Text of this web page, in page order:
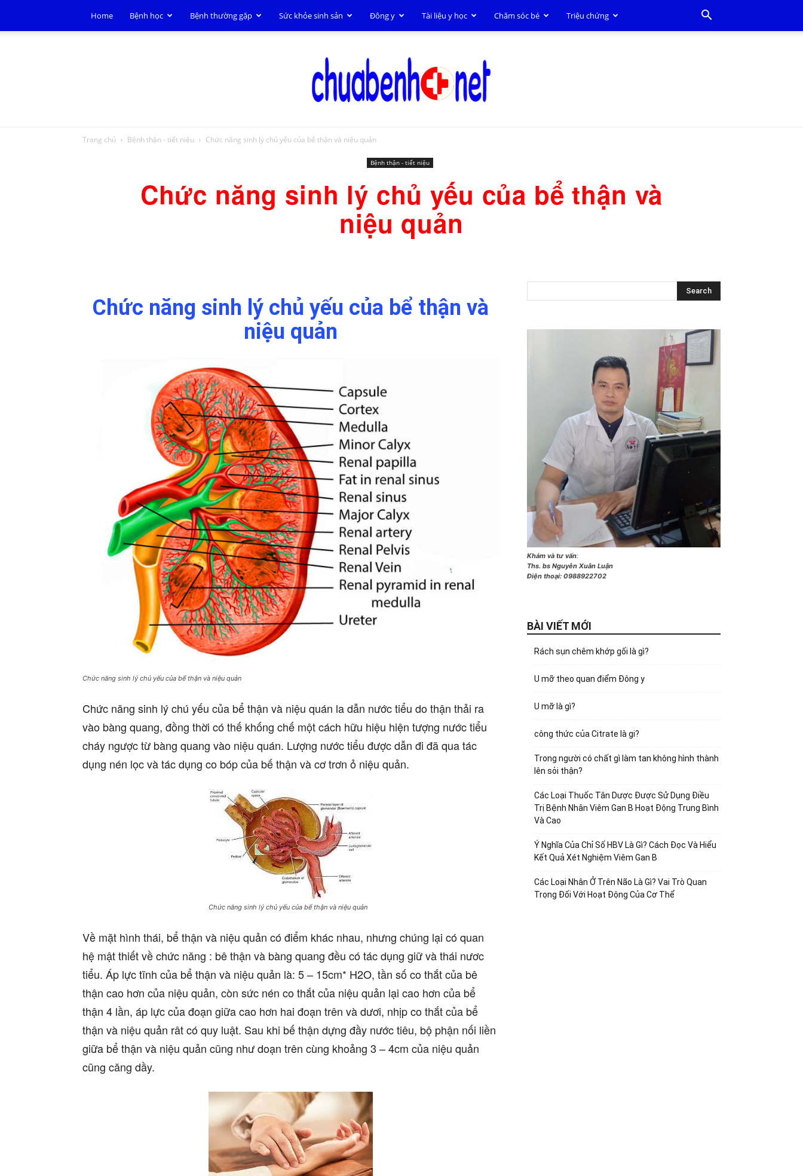
Home Bệnh học Bệnh thường gặp Sức khỏe sinh sản Đông y Tài liệu y học Chăm sóc bé Triệu chứng
Trang chủ Bệnh thận - tiết niệu Chức năng sinh lý chủ yếu của bể thận và niệu quản
Bệnh thận - tiết niệu
Chức năng sinh lý chủ yếu của bể thận và
niệu quản
Chức năng sinh lý chủ yếu của bể thận và
niệu quản
Chức năng sinh lý chủ yếu của bể thận và niệu quản
Chức năng sinh lý chú yếu của bể thận và niệu quán la dẫn nước tiểu do thận thải ra
vào bàng quang, đồng thời có thế khống chế một cách hữu hiệu hiện tượng nước tiểu
cháy ngược từ bàng quang vào niệu quán. Lượng nước tiểu được dẫn đi đã qua tác
dụng nén lọc và tác dụng co bóp của bế thận và cơ trơn ỏ niệu quản.
Chức năng sinh lý chủ yếu của bể thận và niệu quản
Về mặt hình thái, bể thận và niệu quản có điểm khác nhau, nhưng chúng lại có quan
hệ mật thiết về chức năng : bê thận và bàng quang đều có tác dụng giữ và thái nươc
tiểu. Áp lực tĩnh của bể thận và niệu quản là: 5 – 15cm* H2O, tần số co thắt của bê
thận cao hơn của niệu quản, còn sức nén co thắt của niệu quản lại cao hơn của bể
thận 4 lần, áp lực của đoạn giữa cao hơn hai đoạn trên và dươi, nhịp co thắt của bể
thận và niệu quản rât có quy luật. Sau khi bế thận dựng đầy nước tiêu, bộ phận nối liền
giữa bể thận và niệu quản cũng như doạn trên cùng khoảng 3 – 4cm của niệu quản
cũng căng dầy.
Khám và tư vấn:
Ths. bs Nguyễn Xuân Luận
Điện thoại: 0988922702
BÀI VIẾT MỚI
Rách sụn chêm khớp gối là gì?
U mỡ theo quan điểm Đông y
U mỡ là gì?
công thức của Citrate là gi?
Trong người có chất gì làm tan không hình thành
lên sỏi thận?
Các Loại Thuốc Tân Dược Được Sử Dụng Điều
Trị Bệnh Nhân Viêm Gan B Hoạt Động Trung Bình
Và Cao
Ý Nghĩa Của Chỉ Số HBV Là Gì? Cách Đọc Và Hiểu
Kết Quả Xét Nghiệm Viêm Gan B
Các Loại Nhân Ở Trên Não Là Gì? Vai Trò Quan
Trọng Đối Với Hoạt Động Của Cơ Thể